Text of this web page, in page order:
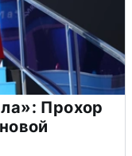
Прохор